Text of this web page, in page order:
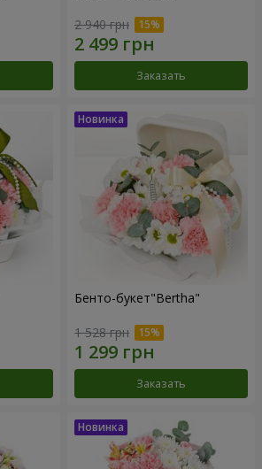
2 940 грн
Заказать
Бенто-букет"Bertha"
1 528 грн
Заказать